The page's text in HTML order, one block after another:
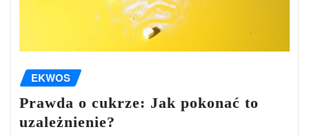
EKWOS
Prawda o cukrze: Jak pokonać to
uzależnienie?